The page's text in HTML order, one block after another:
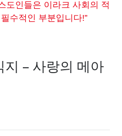
도인들은 이라크 사회의 적
수적인 부분입니다!”
– 사랑의 메아